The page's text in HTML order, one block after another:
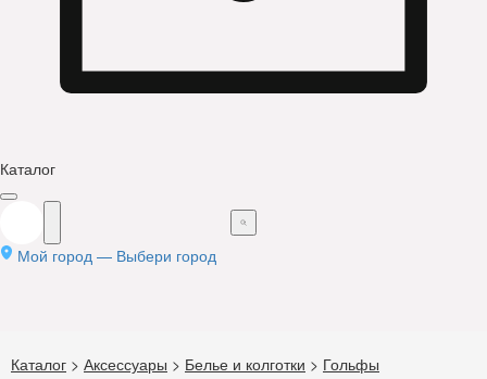
Каталог
Мой город — Выбери город
Каталог > Аксессуары > Белье и колготки > Гольфы